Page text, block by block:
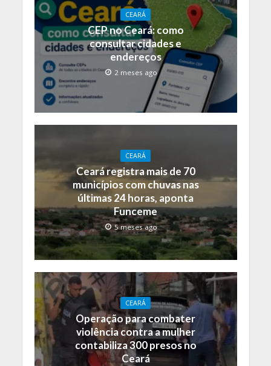
CEARÁ
CEP no Ceará: como
consultar cidades e
endereços
2 meses ago
CEARÁ
Ceará registra mais de 70
municípios com chuvas nas
últimas 24 horas, aponta
Funceme
5 meses ago
CEARÁ
Operação para combater
violência contra a mulher
contabiliza 300 presos no
Ceará